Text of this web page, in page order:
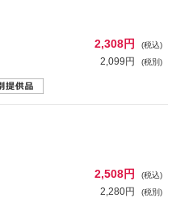
2,308円 (税込)
2,099円 (税別)
2,508円 (税込)
2,280円 (税別)